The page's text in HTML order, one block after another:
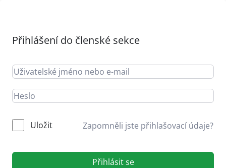
Přihlášení do členské sekce
Uložit Zapomněli jste přihlašovací údaje?
Přihlásit se